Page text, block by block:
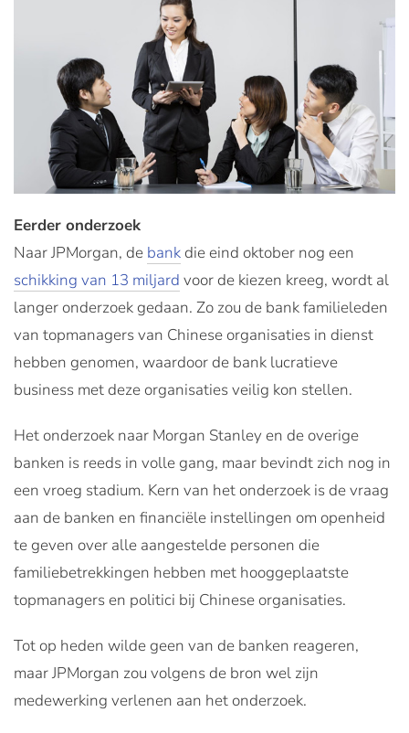
Eerder onderzoek
Naar JPMorgan, de bankdie eind oktober nog een
schikking van 13 miljard voor de kiezen kreeg, wordt al
langer onderzoek gedaan. Zo zou de bank familieleden
van topmanagers van Chinese organisaties in dienst
hebben genomen, waardoor de bank lucratieve
business met deze organisaties veilig kon stellen.
Het onderzoek naar Morgan Stanley en de overige
banken is reeds in volle gang, maar bevindt zich nog in
een vroeg stadium. Kern van het onderzoek is de vraag
aan de banken en financiële instellingen om openheid
te geven over alle aangestelde personen die
familiebetrekkingen hebben met hooggeplaatste
topmanagers en politici bij Chinese organisaties.
Tot op heden wilde geen van de banken reageren,
maar JPMorgan zou volgens de bron wel zijn
medewerking verlenen aan het onderzoek.